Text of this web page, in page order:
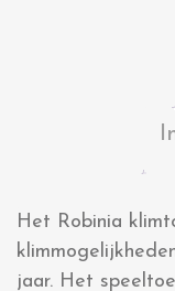
Het Robinia
jaar. Het